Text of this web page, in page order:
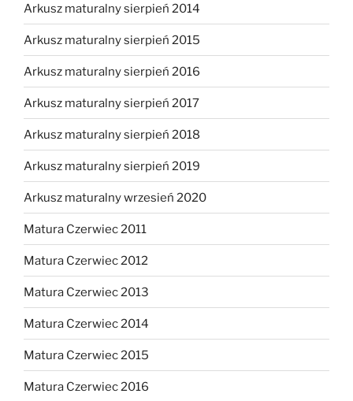
Arkusz maturalny sierpień 2014
Arkusz maturalny sierpień 2015
Arkusz maturalny sierpień 2016
Arkusz maturalny sierpień 2017
Arkusz maturalny sierpień 2018
Arkusz maturalny sierpień 2019
Arkusz maturalny wrzesień 2020
Matura Czerwiec 2011
Matura Czerwiec 2012
Matura Czerwiec 2013
Matura Czerwiec 2014
Matura Czerwiec 2015
Matura Czerwiec 2016